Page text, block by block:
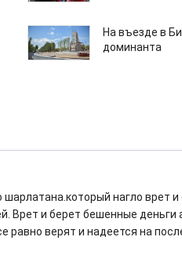
На въезде в
доминанта
нагло врет
Врет и берет бешенные деньги
равно верят и надеется на